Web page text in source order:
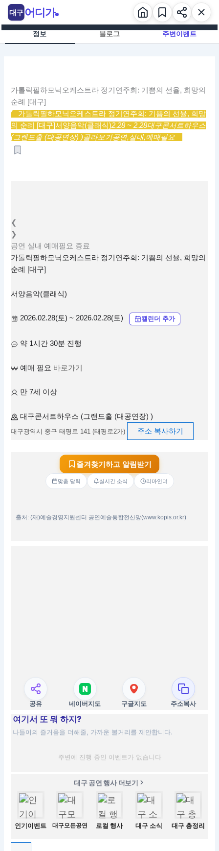
츠
정보 블로그 주변이벤트
가톨릭필하모닉오케스트라 정기연주회: 기쁨의 선율, 희망의
순례 [대구]
가톨릭필하모닉오케스트라 정기연주회: 기쁨의 선율, 희망
의 순례 [대구]서양음악(클래식)2.28 ~ 2.28대구콘서트하우스
(그랜드홀 (대공연장) )골라보기공연,실내,예매필요
❮
❯
공연 실내 예매필요 종료
가톨릭필하모닉오케스트라 정기연주회: 기쁨의 선율, 희망의
순례 [대구]
서양음악(클래식)
2026.02.28(토) ~ 2026.02.28(토) 캘린더 추가
약 1시간 30분 진행
예매 필요 바로가기
만 7세 이상
대구콘서트하우스 (그랜드홀 (대공연장) )
대구광역시 중구 태평로 141 (태평로2가) 주소 복사하기
즐겨찾기하고 알림받기
맞춤 달력 실시간 소식 리마인더
출처: (재)예술경영지원센터 공연예술통합전산망(www.kopis.or.kr)
공유 네이버지도 구글지도 주소복사
여기서 또 뭐 하지?
나들이의 즐거움을 더해줄, 가까운 볼거리를 제안합니다.
주변에 진행 중인 이벤트가 없습니다
대구 공연 행사 더보기
인기이벤트 대구모든공연 로컬 행사 대구 소식 대구 총정리
대구 어디가